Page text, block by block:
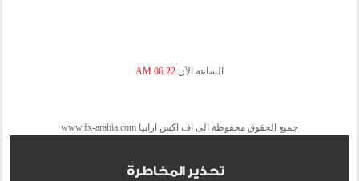
الساعة الآن 06:22 AM
جميع الحقوق محفوظة الى اف اكس ارابيا www.fx-arabia.com
تحذير المخاطرة